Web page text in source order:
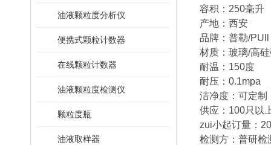
油液颗粒度分析仪
便携式颗粒计数器
在线颗粒计数器
油液颗粒度检测仪
颗粒度瓶
油液取样器
容积：250毫升
产地：西安
品牌：普勒/
材质：玻璃/高
耐温：150度
耐压：0.1mpa
洁净度：可定制
供应：100只以
zui小起订量：
检测方：普研